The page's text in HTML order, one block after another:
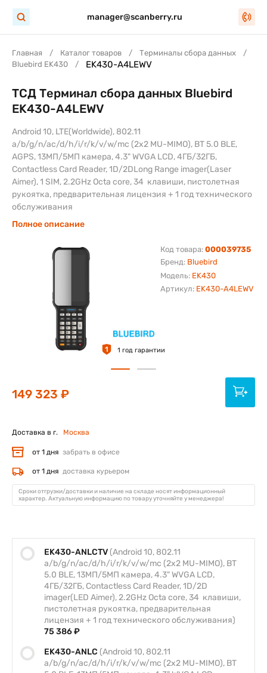
manager@scanberry.ru
Главная Каталог товаров
Терминалы сбора данных
Bluebird EK430
EK430-A4LEWV
Бренд: Bluebird
Модель: EK430
Код товара: 000039735
Артикул: EK430-A4LEWV
ТСД Терминал сбора данных Bluebird
EK430-A4LEWV
Android 10, LTE(Worldwide), 802.11
a/b/g/n/ac/d/h/i/r/k/v/w/mc (2x2 MU-MIMO), BT 5.0 BLE,
AGPS, 13МП/5МП камера, 4.3" WVGA LCD, 4ГБ/32ГБ,
Contactless Card Reader, 1D/2DLong Range imager(Laser
Aimer), 1 SIM, 2.2GHz Octa core, 34 клавиши, пистолетная
рукоятка, предварительная лицензия + 1 год технического
обслуживания
Полное описание
1 1 год гарантии
EK430-ANLCTV (Android 10, 802.11
a/b/g/n/ac/d/h/i/r/k/v/w/mc (2x2 MU-MIMO), BT
5.0 BLE, 13МП/5МП камера, 4.3" WVGA LCD,
4ГБ/32ГБ, Contactless Card Reader, 1D/2D
imager(LED Aimer), 2.2GHz Octa core, 34 клавиши,
пистолетная рукоятка, предварительная
лицензия + 1 год технического обслуживания)
75 386 ₽
EK430-ANLC (Android 10, 802.11
a/b/g/n/ac/d/h/i/r/k/v/w/mc (2x2 MU-MIMO), BT
149 323 ₽
Доставка в г. Москва
от 1 дня забрать в офисе
от 1 дня доставка курьером
Сроки отгрузки/доставки и наличие на складе носят информационный
характер. Актуальную информацию по товару уточняйте у менеджера!